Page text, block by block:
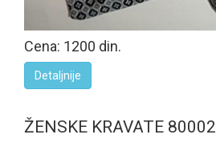
Cena: 1200 din.
Detaljnije
ŽENSKE KRAVATE 80002